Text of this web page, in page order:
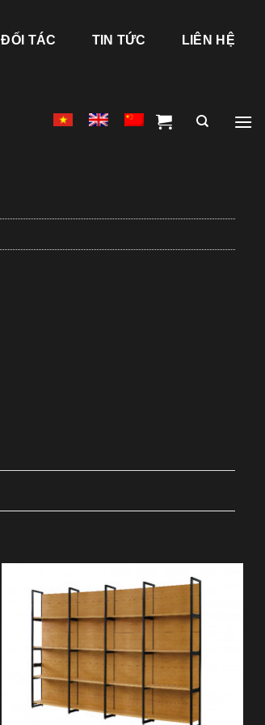
ĐỐI TÁC TIN TỨC LIÊN HỆ